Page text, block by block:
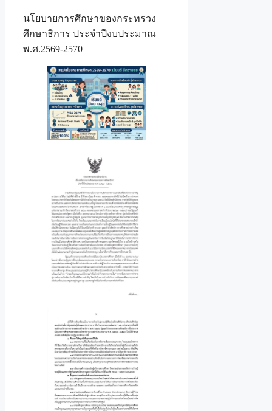
นโยบายการศึกษาของกระทรวง
ศึกษาธิการ ประจำปีงบประมาณ
พ.ศ.2569-2570